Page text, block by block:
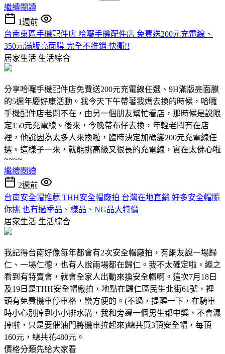
繼續閱讀
1週前
台南東區手機配件店 哈囉手機配件店 免費送200元充電線、
350元滿版亮面膜 完全不推銷 快衝!!
居家生活 生活綜合
分享哈囉手機配件店免費送200元充電線任選、9H滿版亮面膜
的5週年慶好康活動。我今天下午帶著我媽去換的時候，哈囉
手機配件店老闆不在，由另一個朋友幫忙看店，那時候是說限
定150元充電線。後來，今晚帶布仔去換，年輕老闆有在店
裡，他說因為太多人來換啦，臨時決定加碼變200元充電線任
選。這樣子一來，就能挑高級又很長的充電線，實在太佛心啦
~~~~
繼續閱讀
2週前
台南安全帽推薦 THH安全帽廠拍 台灣在地直銷 好多安全帽隨
你挑 也有過季品、樣品、NG品大特價
居家生活 生活綜合
我記得台南好像每年都會有2次安全帽廠拍，有網友說一場歸
仁、一場仁德，也有人說兩場都在歸仁。我不太確定啦，總之
看到有特賣會，就會全家人出動來換安全帽啊。這次7月18日
及19日是THH安全帽廠拍，地點在歸仁區民生北街61號，裡
頭有免費機車停車格，蠻方便的。(不過，提醒一下，在騎車
時小心別掉到小小排水溝，我和旁邊一個男生都中獎，不會濕
掉啦，只是要催油門將機車拉起來)總共買3頂安全帽，每頂
160元，總共花480元。
價格分類先給大家看